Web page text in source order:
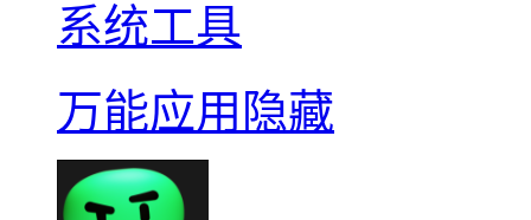
系统工具
万能应用隐藏